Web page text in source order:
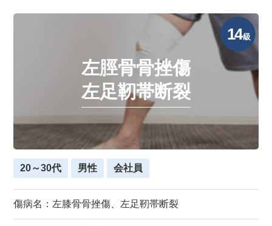
14級
左脛骨骨挫傷
左足靭帯断裂
20～30代 男性 会社員
傷病名：左膝骨骨挫傷、左足靭帯断裂